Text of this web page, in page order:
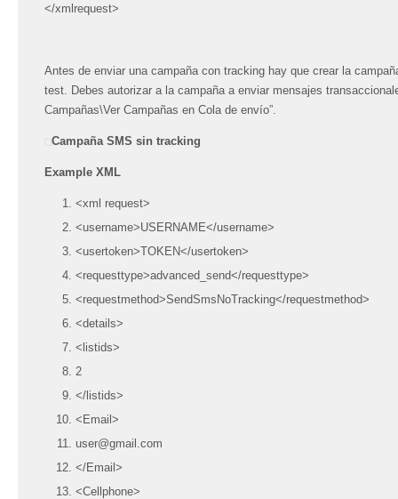
</xmlrequest>
Antes de enviar una campaña con tracking hay que crear la
test. Debes autorizar a la campaña a enviar mensajes
Campañas\Ver Campañas en Cola de envío”.
Campaña SMS sin tracking
Example XML
<xml request>
<username>USERNAME</username>
<usertoken>TOKEN</usertoken>
<requesttype>advanced_send</requesttype>
<requestmethod>SendSmsNoTracking</requestmethod>
<details>
<listids>
2
</listids>
<Email>
user@gmail.com
</Email>
<Cellphone>